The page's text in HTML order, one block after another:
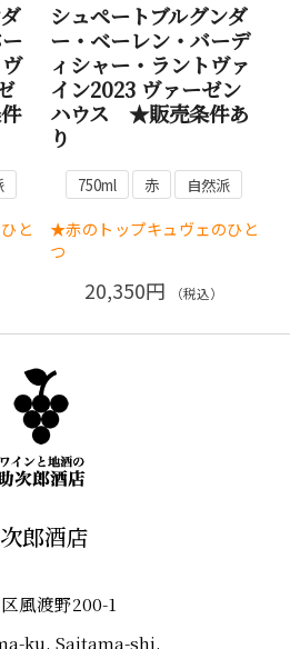
と
シュペートブルグンダ
ー・ベーレン・バーデ
ィシャー・ラントヴァ
イン2023 ヴァーゼン
ハウス ★販売条件あ
り
750ml 赤 自然派
★赤のトップキュヴェのひと
つ
20,350円 （税込）
郎酒店
風渡野200-1
ku, Saitama-shi,